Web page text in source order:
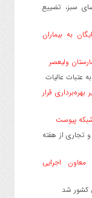
سبز، تضییع
رایگان به بیماران
ولیعصر
قرار
از هفته
اجرایی
کشور شد